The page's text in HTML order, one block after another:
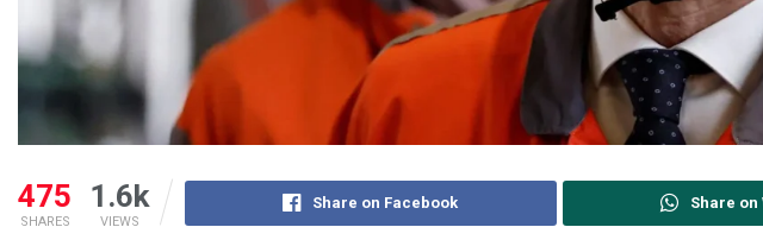
475
SHARES
1.6k
VIEWS
Share on Facebook Share on